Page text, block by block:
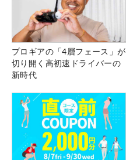
プロギアの「4層フェース」が
切り開く高初速ドライバーの
新時代